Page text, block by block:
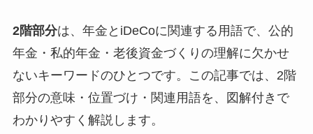
2階部分は、年金とiDeCoに関連する用語で、公的
年金・私的年金・老後資金づくりの理解に欠かせ
ないキーワードのひとつです。この記事では、2階
部分の意味・位置づけ・関連用語を、図解付きで
わかりやすく解説します。